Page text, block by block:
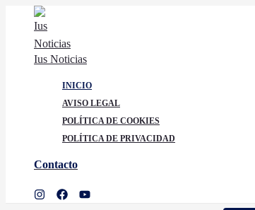
contenido
Ius Noticias
INICIO
AVISO LEGAL
POLÍTICA DE COOKIES
POLÍTICA DE PRIVACIDAD
Contacto